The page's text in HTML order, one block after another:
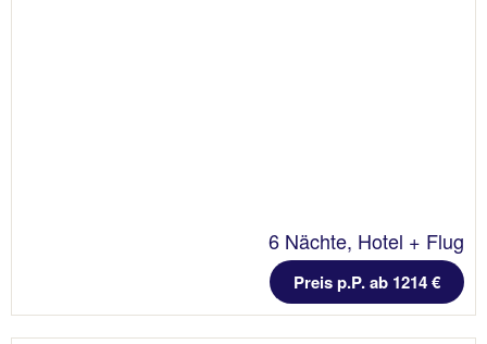
6 Nächte, Hotel + Flug
Preis p.P. ab 1214 €